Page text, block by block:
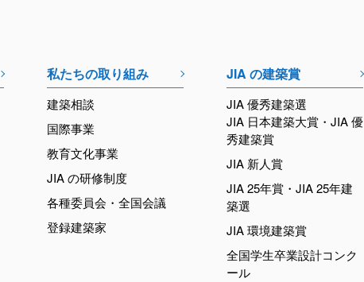
私たちの取り組み
建築相談
国際事業
教育文化事業
JIA の研修制度
各種委員会・全国会議
登録建築家
JIA の建築賞
JIA 優秀建築選
JIA 日本建築大賞・JIA 優
秀建築賞
JIA 新人賞
JIA 25年賞・JIA 25年建
築選
JIA 環境建築賞
全国学生卒業設計コンク
ール